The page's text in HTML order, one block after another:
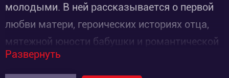
молодыми. В ней рассказывается о первой
любви матери, героических историях отца,
мятежной юности бабушки и романтической
эпохе дедушки.
Развернуть